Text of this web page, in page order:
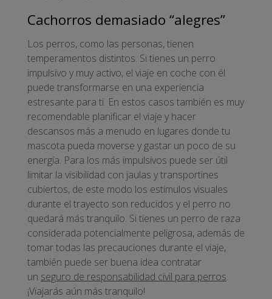
Cachorros demasiado “alegres”
Los perros, como las personas, tienen
temperamentos distintos. Si tienes un perro
impulsivo y muy activo, el viaje en coche con él
puede transformarse en una experiencia
estresante para ti. En estos casos también es muy
recomendable planificar el viaje y hacer
descansos más a menudo en lugares donde tu
mascota pueda moverse y gastar un poco de su
energía. Para los más impulsivos puede ser útil
limitar la visibilidad con jaulas y transportines
cubiertos, de este modo los estímulos visuales
durante el trayecto son reducidos y el perro no
quedará más tranquilo. Si tienes un perro de raza
considerada potencialmente peligrosa, además de
tomar todas las precauciones durante el viaje,
también puede ser buena idea contratar
un seguro de responsabilidad civil para perros.
¡Viajarás aún más tranquilo!